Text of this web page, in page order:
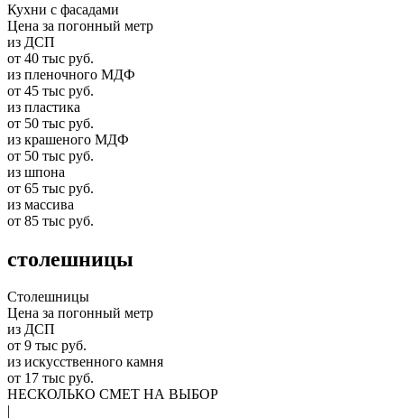
Кухни с фасадами
Цена за погонный метр
из ДСП
от 40 тыс руб.
из пленочного МДФ
от 45 тыс руб.
из пластика
от 50 тыс руб.
из крашеного МДФ
от 50 тыс руб.
из шпона
от 65 тыс руб.
из массива
от 85 тыс руб.
столешницы
Столешницы
Цена за погонный метр
из ДСП
от 9 тыс руб.
из искусственного камня
от 17 тыс руб.
НЕСКОЛЬКО СМЕТ НА ВЫБОР